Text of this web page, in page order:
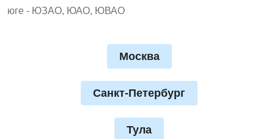
юге - ЮЗАО, ЮАО, ЮВАО
Москва
Санкт-Петербург
Тула